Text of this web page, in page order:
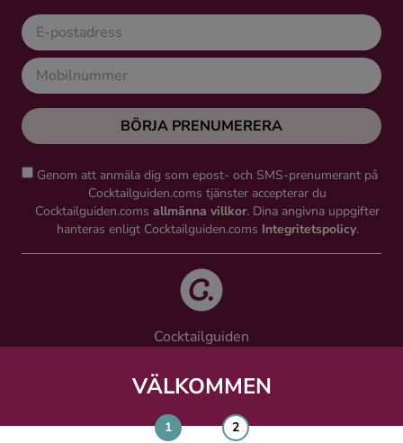
VÄLKOMMEN
BÖRJA PRENUMERERA
Genom att anmäla dig som epost- och SMS-prenumerant på
Cocktailguiden.coms tjänster accepterar du
Cocktailguiden.coms allmänna villkor. Dina angivna uppgifter
hanteras enligt Cocktailguiden.coms Integritetspolicy.
Cocktailguiden
Västra Järnvägsgatan 21, 111 64 Stockholm
info@cocktailguiden.com